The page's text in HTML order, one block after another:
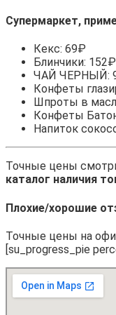
Супермаркет,
Кекс: 69₽
Блинчики: 152₽
ЧАЙ ЧЕРНЫЙ:
Конфеты
Шпроты в
Конфеты
Напиток
Точные цены
каталог наличия
Плохие/хорошие
Точные цены на
[su_progress_pie